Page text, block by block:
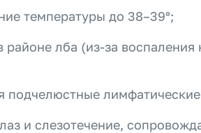
температуры до 38–39°;
районе лба (из-за
подчелюстные
и слезотечение,